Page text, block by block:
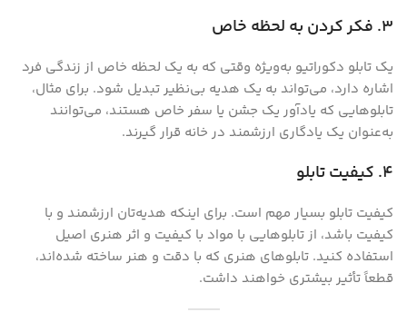
3. فکر کردن به لحظه خاص
یک تابلو دکوراتیو به‌ویژه وقتی که به یک لحظه خاص از زندگی فرد
اشاره دارد، می‌تواند به یک هدیه بی‌نظیر تبدیل شود. برای مثال،
تابلوهایی که یادآور یک جشن یا سفر خاص هستند، می‌توانند
به‌عنوان یک یادگاری ارزشمند در خانه قرار گیرند.
4. کیفیت تابلو
کیفیت تابلو بسیار مهم است. برای اینکه هدیه‌تان ارزشمند و با
کیفیت باشد، از تابلوهایی با مواد با کیفیت و اثر هنری اصیل
استفاده کنید. تابلوهای هنری که با دقت و هنر ساخته شده‌اند،
قطعاً تأثیر بیشتری خواهند داشت.